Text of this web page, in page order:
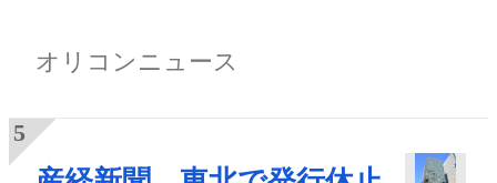
オリコンニュース